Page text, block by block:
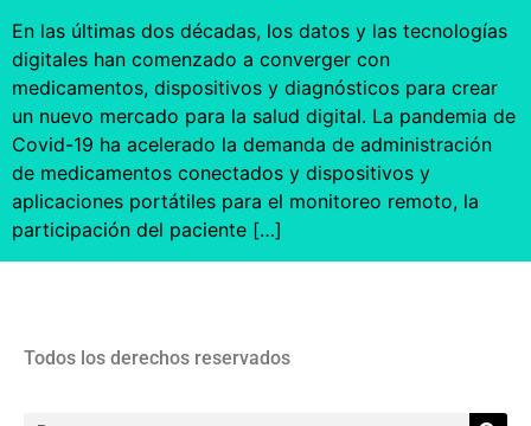
En las últimas dos décadas, los datos y las tecnologías
digitales han comenzado a converger con
medicamentos, dispositivos y diagnósticos para crear
un nuevo mercado para la salud digital. La pandemia de
Covid-19 ha acelerado la demanda de administración
de medicamentos conectados y dispositivos y
aplicaciones portátiles para el monitoreo remoto, la
participación del paciente […]
Todos los derechos reservados